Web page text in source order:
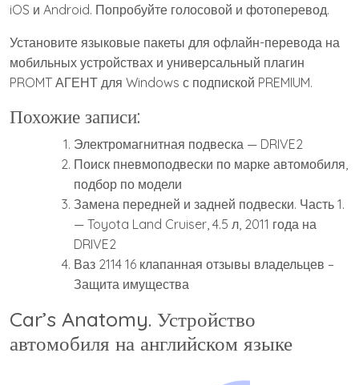
iOS и Android. Попробуйте голосовой и фотоперевод.
Установите языковые пакеты для офлайн-перевода на
мобильных устройствах и универсальный плагин
PROMT АГЕНТ для Windows с подпиской PREMIUM.
Похожие записи:
Электромагнитная подвеска — DRIVE2
Поиск пневмоподвески по марке автомобиля,
подбор по модели
Замена передней и задней подвески. Часть 1.
— Toyota Land Cruiser, 4.5 л, 2011 года на
DRIVE2
Ваз 2114 16 клапанная отзывы владельцев –
Защита имущества
Car’s Anatomy. Устройство
автомобиля на английском языке